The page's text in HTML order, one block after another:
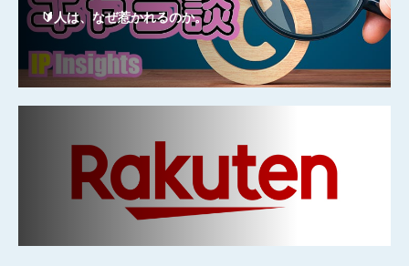
🔰人は、なぜ惹かれるのか。